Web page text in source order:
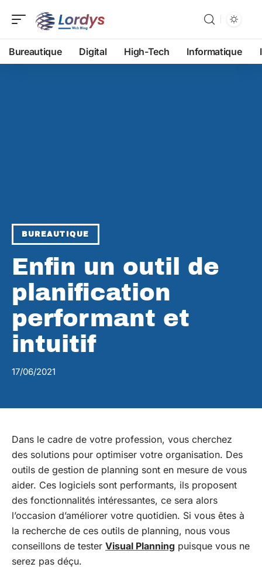
Bureautique Digital High-Tech Informatique
BUREAUTIQUE
Enfin un outil de
planification
performant et
intuitif
17/06/2021
Dans le cadre de votre profession, vous cherchez
des solutions pour optimiser votre organisation. Des
outils de gestion de planning sont en mesure de vous
aider. Ces logiciels sont performants, ils proposent
des fonctionnalités intéressantes, ce sera alors
l’occasion d’améliorer votre quotidien. Si vous êtes à
la recherche de ces outils de planning, nous vous
conseillons de tester Visual Planning puisque vous ne
serez pas déçu.